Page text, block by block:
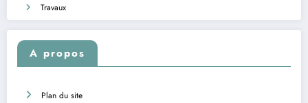
Travaux
A propos
Plan du site